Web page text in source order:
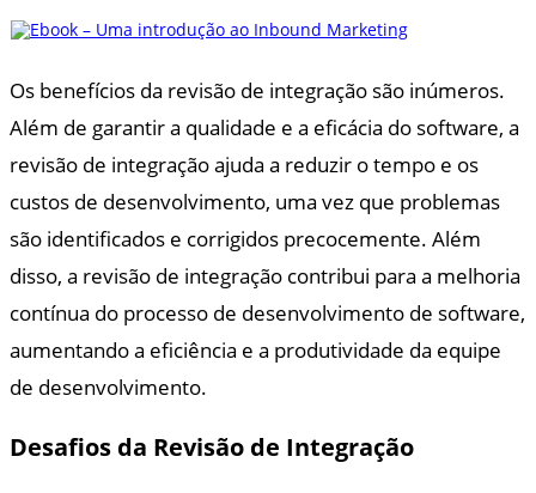
Os benefícios da revisão de integração são inúmeros.
Além de garantir a qualidade e a eficácia do software, a
revisão de integração ajuda a reduzir o tempo e os
custos de desenvolvimento, uma vez que problemas
são identificados e corrigidos precocemente. Além
disso, a revisão de integração contribui para a melhoria
contínua do processo de desenvolvimento de software,
aumentando a eficiência e a produtividade da equipe
de desenvolvimento.
Desafios da Revisão de Integração